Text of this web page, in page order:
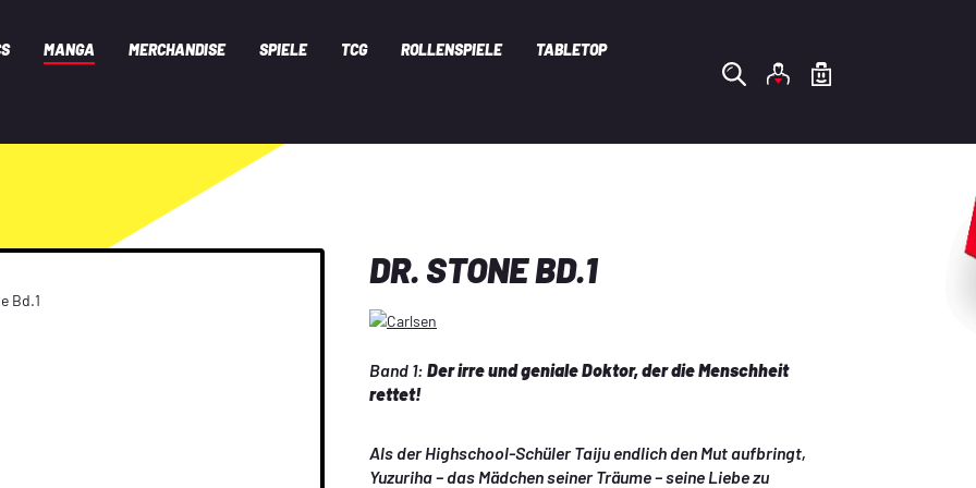
MANGA MERCHANDISE SPIELE TCG ROLLENSPIELE TABLETOP
DR. STONE BD.1
Band 1: Der irre und geniale Doktor, der die Menschheit
rettet!
Als der Highschool-Schüler Taiju endlich den Mut aufbringt,
Yuzuriha – das Mädchen seiner Träume – seine Liebe zu